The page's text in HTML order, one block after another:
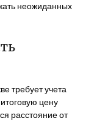
неожиданных
требует учета
цену
расстояние от